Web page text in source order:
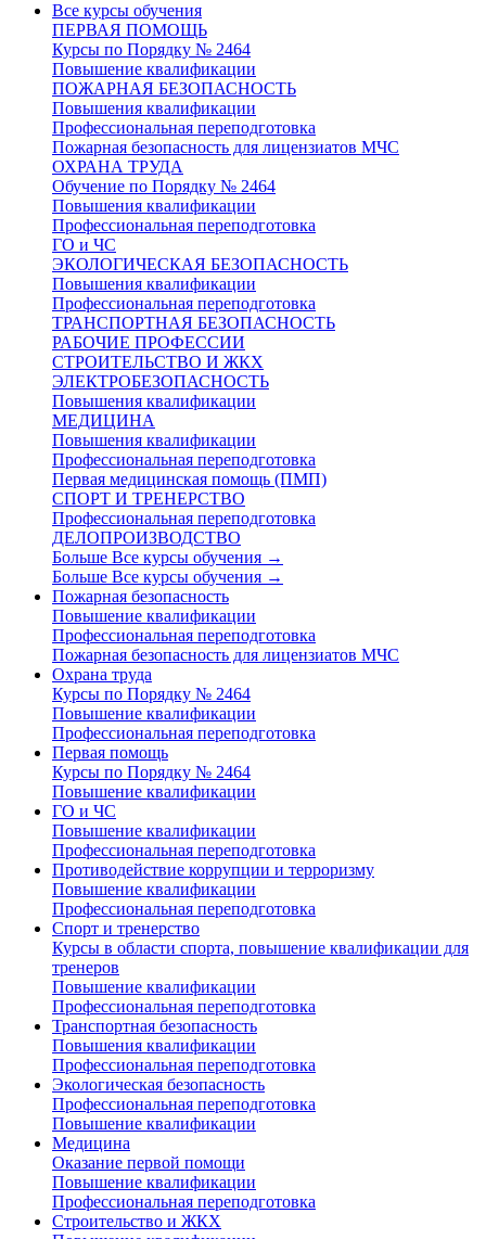
Все курсы обучения
ПЕРВАЯ ПОМОЩЬ
Курсы по Порядку № 2464
Повышение квалификации
ПОЖАРНАЯ БЕЗОПАСНОСТЬ
Повышения квалификации
Профессиональная переподготовка
Пожарная безопасность для лицензиатов МЧС
ОХРАНА ТРУДА
Обучение по Порядку № 2464
Повышения квалификации
Профессиональная переподготовка
ГО и ЧС
ЭКОЛОГИЧЕСКАЯ БЕЗОПАСНОСТЬ
Повышения квалификации
Профессиональная переподготовка
ТРАНСПОРТНАЯ БЕЗОПАСНОСТЬ
РАБОЧИЕ ПРОФЕССИИ
СТРОИТЕЛЬСТВО И ЖКХ
ЭЛЕКТРОБЕЗОПАСНОСТЬ
Повышения квалификации
МЕДИЦИНА
Повышения квалификации
Профессиональная переподготовка
Первая медицинская помощь (ПМП)
СПОРТ И ТРЕНЕРСТВО
Профессиональная переподготовка
ДЕЛОПРОИЗВОДСТВО
Больше Все курсы обучения →
Больше Все курсы обучения →
Пожарная безопасность
Повышение квалификации
Профессиональная переподготовка
Пожарная безопасность для лицензиатов МЧС
Охрана труда
Курсы по Порядку № 2464
Повышение квалификации
Профессиональная переподготовка
Первая помощь
Курсы по Порядку № 2464
Повышение квалификации
ГО и ЧС
Повышение квалификации
Профессиональная переподготовка
Противодействие коррупции и терроризму
Повышение квалификации
Профессиональная переподготовка
Спорт и тренерство
Курсы в области спорта, повышение квалификации для
тренеров
Повышение квалификации
Профессиональная переподготовка
Транспортная безопасность
Повышения квалификации
Профессиональная переподготовка
Экологическая безопасность
Профессиональная переподготовка
Повышение квалификации
Медицина
Оказание первой помощи
Повышение квалификации
Профессиональная переподготовка
Строительство и ЖКХ